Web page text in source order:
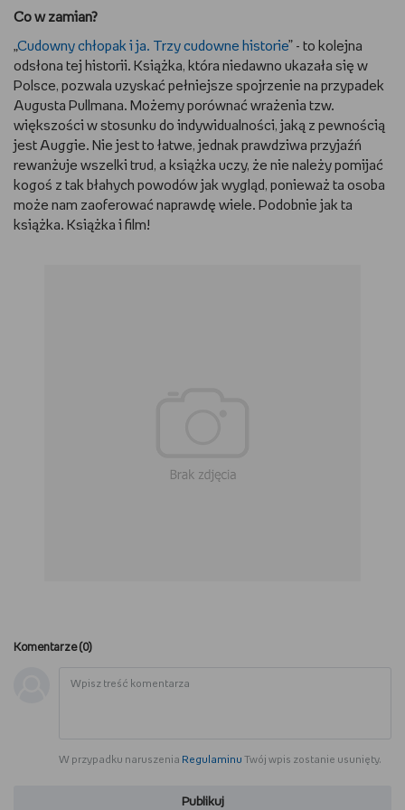
Co w zamian?
„Cudowny chłopak i ja. Trzy cudowne historie” - to kolejna
odsłona tej historii. Książka, która niedawno ukazała się w
Polsce, pozwala uzyskać pełniejsze spojrzenie na przypadek
Augusta Pullmana. Możemy porównać wrażenia tzw.
większości w stosunku do indywidualności, jaką z pewnością
jest Auggie. Nie jest to łatwe, jednak prawdziwa przyjaźń
rewanżuje wszelki trud, a książka uczy, że nie należy pomijać
kogoś z tak błahych powodów jak wygląd, ponieważ ta osoba
może nam zaoferować naprawdę wiele. Podobnie jak ta
książka. Książka i film!
Komentarze (0)
W przypadku naruszenia Regulaminu Twój wpis zostanie usunięty.
Publikuj